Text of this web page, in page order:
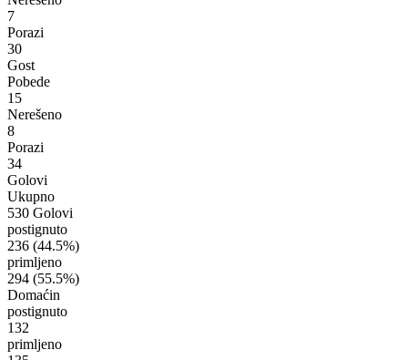
7
Porazi
30
Gost
Pobede
15
Nerešeno
8
Porazi
34
Golovi
Ukupno
530 Golovi
postignuto
236 (44.5%)
primljeno
294 (55.5%)
Domaćin
postignuto
132
primljeno